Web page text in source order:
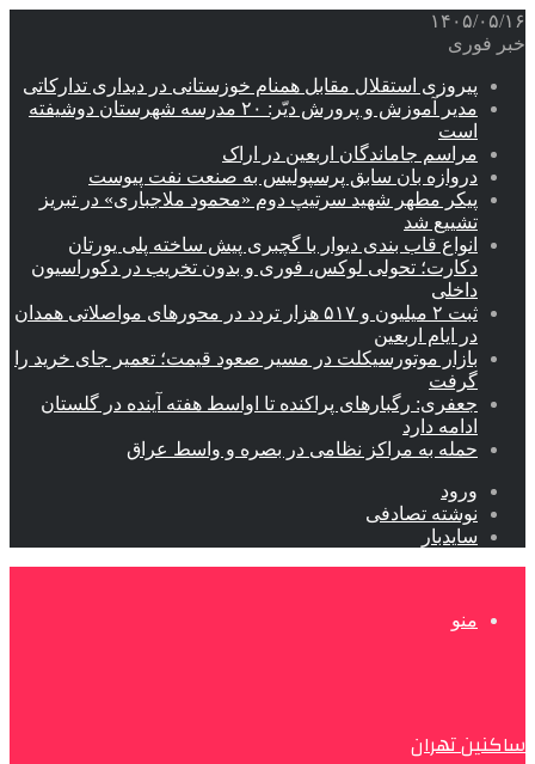
۱۴۰۵/۰۵/۱۶
خبر فوری
پیروزی استقلال مقابل همنام خوزستانی در دیداری تدارکاتی
مدیر آموزش و پرورش دیّر: ۲۰ مدرسه شهرستان دوشیفته
است
مراسم جاماندگان اربعین در اراک
دروازه بان سابق پرسپولیس به صنعت نفت پیوست
پیکر مطهر شهید سرتیپ دوم «محمود ملاجباری» در تبریز
تشییع شد
انواع قاب بندی دیوار با گچبری پیش ساخته پلی یورتان
دکارت؛ تحولی لوکس، فوری و بدون تخریب در دکوراسیون
داخلی
ثبت ۲ میلیون و ۵۱۷ هزار تردد در محورهای مواصلاتی همدان
در ایام اربعین
بازار موتورسیکلت در مسیر صعود قیمت؛ تعمیر جای خرید را
گرفت
جعفری: رگبارهای پراکنده تا اواسط هفته آینده در گلستان
ادامه دارد
حمله به مراکز نظامی در بصره و واسط عراق
ورود
نوشته تصادفی
سایدبار
منو
ساکنین تهران